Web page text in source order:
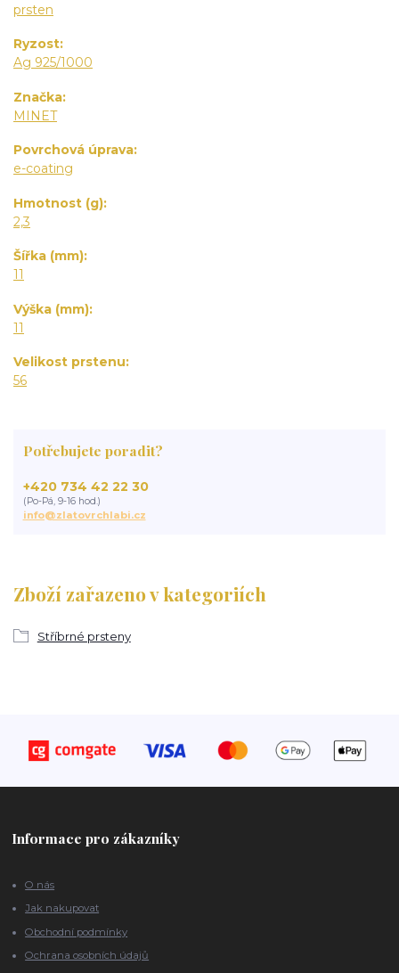
prsten
Ryzost
Ag 925/1000
Značka
MINET
Povrchová úprava
e-coating
Hmotnost (g)
2,3
Šířka (mm)
11
Výška (mm)
11
Velikost prstenu
56
Zboží zařazeno v kategoriích
Stříbrné prsteny
Potřebujete poradit?
+420 734 42 22 30
(Po-Pá, 9-16 hod.)
info@zlatovrchlabi.cz
Informace pro zákazníky
O nás
Jak nakupovat
Obchodní podmínky
Ochrana osobních údajů